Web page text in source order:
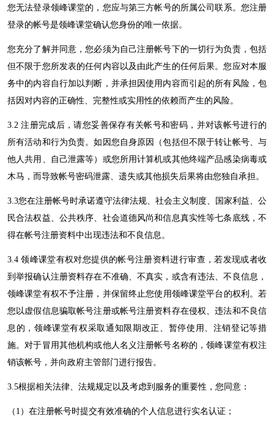
您无法登录领峰课堂的，您应与第三方帐号的所属公司联系。您注册
登录的帐号是领峰课堂确认您身份的唯一依据。
您充分了解并同意，您必须为自己注册帐号下的一切行为负责，包括
但不限于您所发表的任何内容以及由此产生的任何后果。您应对本服
务中的内容自行加以判断，并承担因使用内容而引起的所有风险，包
括因对内容的正确性、完整性或实用性的依赖而产生的风险。
3.2 注册完成后，请您妥善保存有关帐号和密码，并对该帐号进行的
所有活动和行为负责。如因您自身原因（包括但不限于转让帐号、与
他人共用、自己泄露等）或您所用计算机或其他终端产品感染病毒或
木马，而导致帐号密码泄露、遗失或其他损失后果将由您独自承担。
3.3您在注册帐号时承诺遵守法律法规、社会主义制度、国家利益、公
民合法权益、公共秩序、社会道德风尚和信息真实性等七条底线，不
得在帐号注册资料中出现违法和不良信息。
3.4 领峰课堂有权对您提供的帐号注册资料进行审查，若发现或者收
到举报确认注册资料存在不准确、不真实，或含有违法、不良信息，
领峰课堂有权不予注册，并保留终止您使用领峰课堂平台的权利。若
您以虚假信息骗取帐号注册或帐号注册资料存在侵权、违法和不良信
息的， 领峰课堂有权采取通知限期改正、暂停使用、注销登记等措
施。对于冒用其他机构或他人名义注册帐号名称的，领峰课堂有权注
销该帐号，并向政府主管部门进行报告。
3.5根据相关法律、法规规定以及考虑到服务的重要性，您同意：
（ 1）在注册帐号时提交有效准确的个人信息进行实名认证；